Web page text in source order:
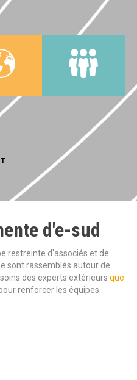
d'e-sud
restreinte d'associés et de
sont rassemblés autour de
des experts extérieurs que
renforcer les équipes.